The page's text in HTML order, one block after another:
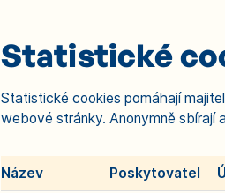
Statistické
Statistické cookies pomáhají
webové stránky. Anonymně sbírají
Název Poskytovatel